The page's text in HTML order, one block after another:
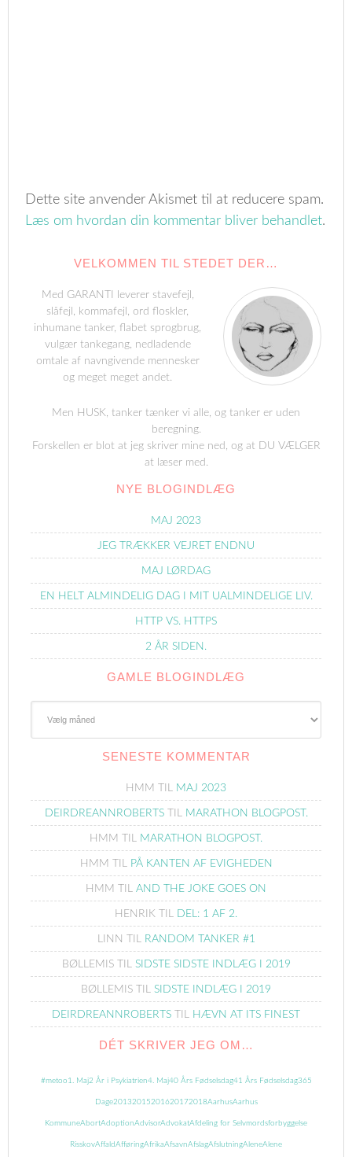
Dette site anvender Akismet til at reducere spam.
Læs om hvordan din kommentar bliver behandlet.
VELKOMMEN TIL STEDET DER…
Med GARANTI leverer stavefejl,
slåfejl, kommafejl, ord floskler,
inhumane tanker, flabet sprogbrug,
vulgær tankegang, nedladende
omtale af navngivende mennesker
og meget meget andet.
Men HUSK, tanker tænker vi alle, og tanker er uden
beregning.
Forskellen er blot at jeg skriver mine ned, og at DU VÆLGER
at læser med.
NYE BLOGINDLÆG
MAJ 2023
JEG TRÆKKER VEJRET ENDNU
MAJ LØRDAG
EN HELT ALMINDELIG DAG I MIT UALMINDELIGE LIV.
HTTP VS. HTTPS
2 ÅR SIDEN.
GAMLE BLOGINDLÆG
SENESTE KOMMENTAR
HMM TIL MAJ 2023
DEIRDREANNROBERTSTIL MARATHON BLOGPOST.
HMM TIL MARATHON BLOGPOST.
HMM TIL PÅ KANTEN AF EVIGHEDEN
HMM TIL AND THE JOKE GOES ON
HENRIK TIL DEL: 1 AF 2.
LINN TIL RANDOM TANKER #1
BØLLEMISTIL SIDSTE SIDSTE INDLÆG I 2019
BØLLEMIS TIL SIDSTE INDLÆG I 2019
DEIRDREANNROBERTS TIL HÆVN AT ITS FINEST
DÉT SKRIVER JEG OM…
#metoo 1. Maj2 År i Psykiatrien4. Maj40 Års Fødselsdag41 Års Fødselsdag365
Dage20132015201620172018AarhusAarhus
KommuneAbortAdoptionAdvisorAdvokatAfdeling for Selvmordsforbyggelse
RisskovAffald AfføringAfrikaAfsavnAfslagAfslutningAleneAlene